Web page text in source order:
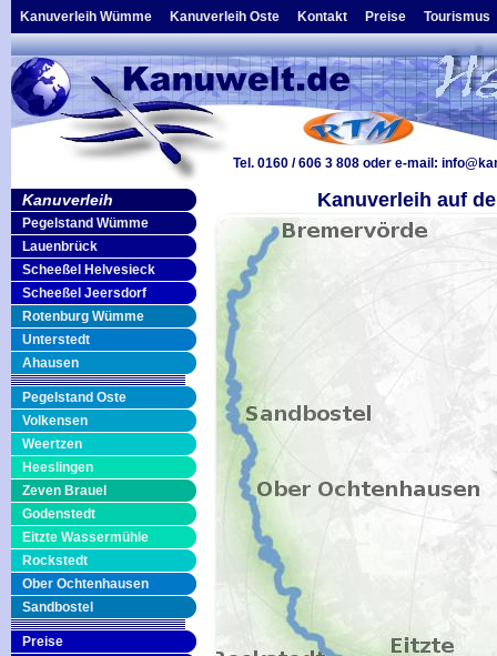
Kanuverleih Wümme Kanuverleih Oste Kontakt Preise Tourismus
Tel. 0160 / 606 3 808 oder e-mail:
Kanuverleih
Pegelstand Wümme
Lauenbrück
Scheeßel Helvesieck
Scheeßel Jeersdorf
Rotenburg Wümme
Unterstedt
Ahausen
Pegelstand Oste
Volkensen
Weertzen
Heeslingen
Zeven Brauel
Godenstedt
Eitzte Wassermühle
Rockstedt
Ober Ochtenhausen
Sandbostel
Preise
Kanuverleih auf